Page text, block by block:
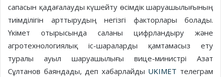
сапасын қадағалауды күшейту өсімдік шаруашылығының
тиімділігін арттырудың негізгі факторлары болады.
Үкімет отырысында саланы цифрландыру және
агротехнологиялық іс-шараларды қамтамасыз ету
туралы ауыл шаруашылығы вице-министрі Азат
Сұлтанов баяндады, деп хабарлайды UKIMET телеграм